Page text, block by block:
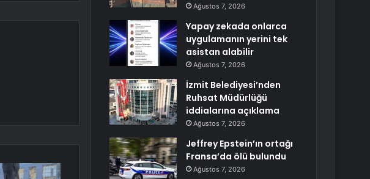
Ağustos 7, 2026
Yapay zekada onlarca
uygulamanın yerini tek
asistan alabilir
Ağustos 7, 2026
İzmit Belediyesi’nden
Ruhsat Müdürlüğü
iddialarına açıklama
Ağustos 7, 2026
Jeffrey Epstein’ın ortağı
Fransa’da ölü bulundu
Ağustos 7, 2026